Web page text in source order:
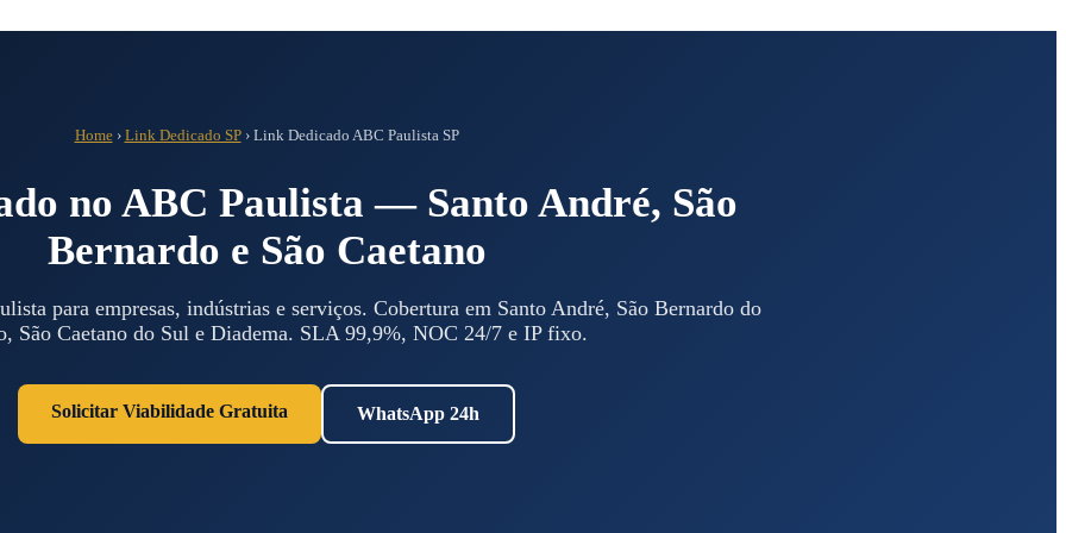
Home› Link Dedicado SP› Link Dedicado ABC Paulista SP
no ABC Paulista — Santo André, São
Bernardo e São Caetano
para empresas, indústrias e serviços. Cobertura em Santo André, São Bernardo do
São Caetano do Sul e Diadema. SLA 99,9%, NOC 24/7 e IP fixo.
Solicitar Viabilidade Gratuita WhatsApp 24h